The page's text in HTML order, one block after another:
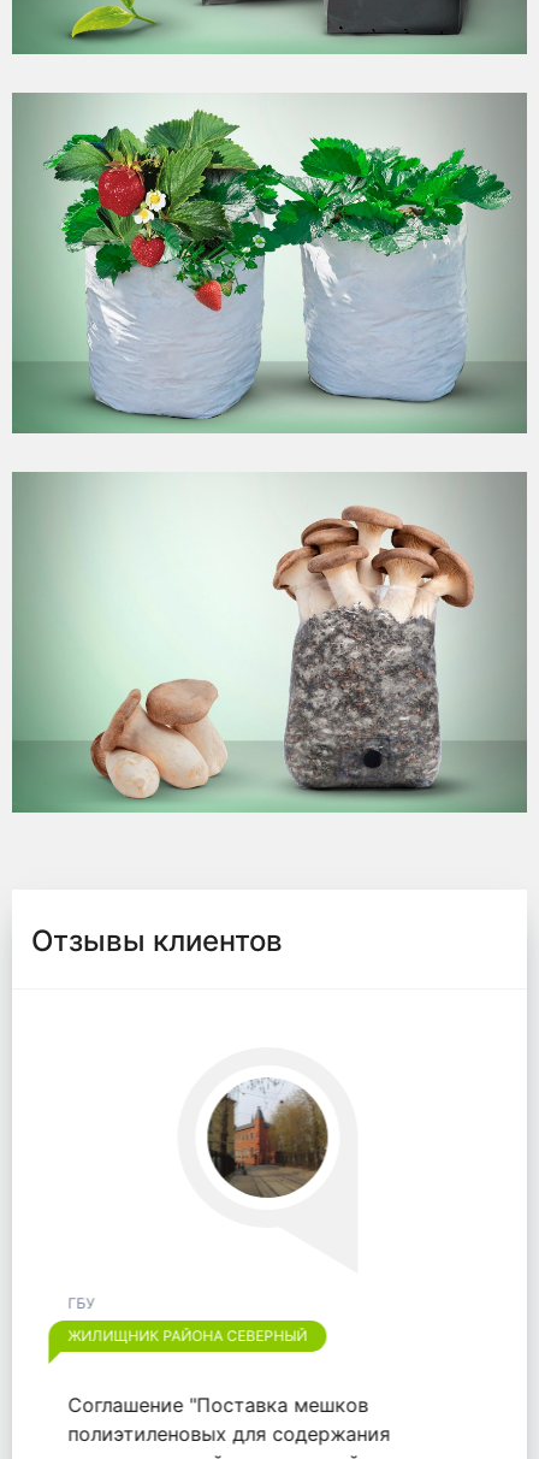
Отзывы клиентов
ГБУ
ЖИЛИЩНИК РАЙОНА ОТРАДНОЕ
Хотим выразить признательность
компании "ООО "ВАЙТПАК"" за